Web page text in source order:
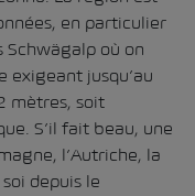
en particulier
Schwägalp où on
exigeant jusqu’au
mètres, soit
S’il fait beau, une
l’Autriche, la
depuis le